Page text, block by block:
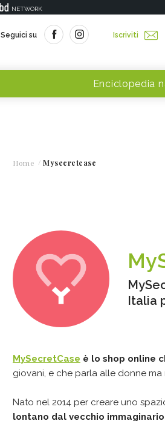
NETWORK
Seguici su Iscriviti
Enciclopedia
Home Mysecretcase
Italia
MySecretCase è lo shop online
giovani, e che parla alle donne ma
Nato nel 2014 per creare uno
lontano dal vecchio immaginario